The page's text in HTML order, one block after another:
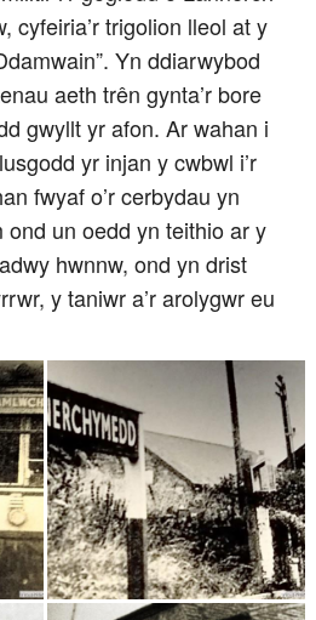
cyfeiria’r trigolion lleol at y
Yn ddiarwybod
aeth trên gynta’r bore
gwyllt yr afon. Ar wahan i
yr injan y cwbwl i’r
fwyaf o’r cerbydau yn
ond un oedd yn teithio ar y
hwnnw, ond yn drist
y taniwr a’r arolygwr eu